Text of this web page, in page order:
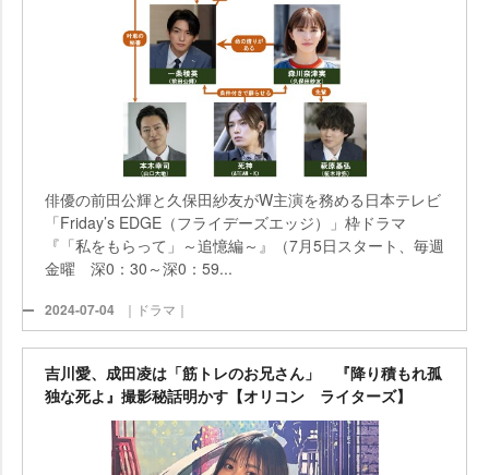
俳優の前田公輝と久保田紗友がW主演を務める日本テレビ
「Friday’s EDGE（フライデーズエッジ）」枠ドラマ
『「私をもらって」～追憶編～』（7月5日スタート、毎週
金曜 深0：30～深0：59...
2024-07-04 ｜ドラマ｜
吉川愛、成田凌は「筋トレのお兄さん」 『降り積もれ孤
独な死よ』撮影秘話明かす【オリコン ライターズ】